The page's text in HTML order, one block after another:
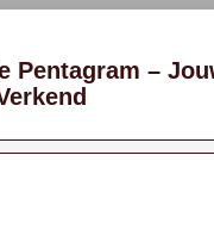
Pentagram –